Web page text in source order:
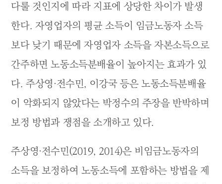
다룰 것인지에 따라 지표에 상당한 차이가 발생
한다. 자영업자의 평균 소득이 임금노동자 소득
보다 낮기 때문에 자영업자 소득을 자본소득으로
간주하면 노동소득분배율이 높아지는 효과가 있
다. 주상영·전수민, 이강국 등은 노동소득분배율
이 악화되지 않았다는 박정수의 주장을 반박하며
보정 방법과 쟁점을 소개하고 있다.
주상영·전수민(2019, 2014)은 비임금노동자의
소득을 보정하여 노동소득에 포함하는 방법을 제